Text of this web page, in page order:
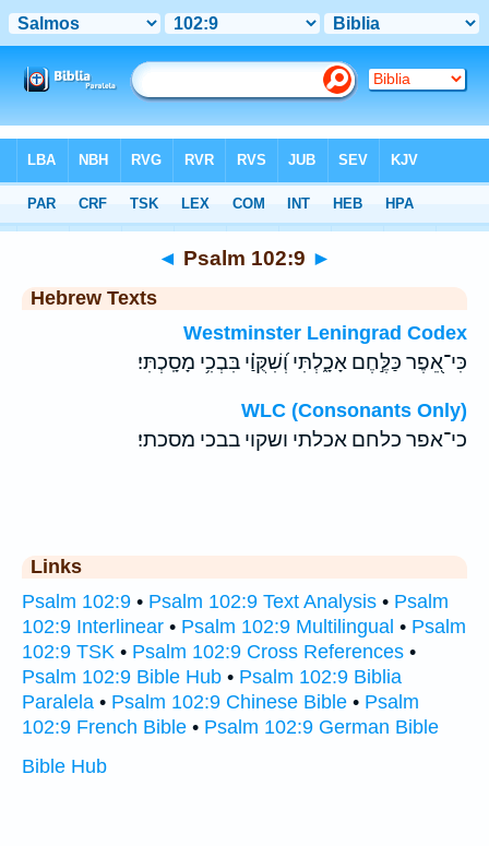
Hebrew> Psalm 102:9
◄ Psalm 102:9 ►
Hebrew Texts
Westminster Leningrad Codex
כִּי־אֵ֭פֶר כַּלֶּ֣חֶם אָכָ֑לְתִּי וְ֝שִׁקֻּוַ֗י בִּבְכִ֥י מָסָֽכְתִּי׃
WLC (Consonants Only)
כי־אפר כלחם אכלתי ושקוי בבכי מסכתי׃
Links
Psalm 102:9 • Psalm 102:9 Text Analysis • Psalm
102:9 Interlinear • Psalm 102:9 Multilingual • Psalm
102:9 TSK • Psalm 102:9 Cross References •
Psalm 102:9 Bible Hub • Psalm 102:9 Biblia
Paralela • Psalm 102:9 Chinese Bible • Psalm
102:9 French Bible • Psalm 102:9 German Bible
Bible Hub